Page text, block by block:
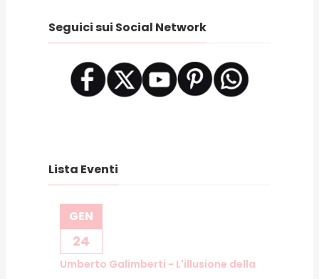
Seguici sui Social Network
Lista Eventi
GEN
24
Umberto Galimberti - L'illusione della